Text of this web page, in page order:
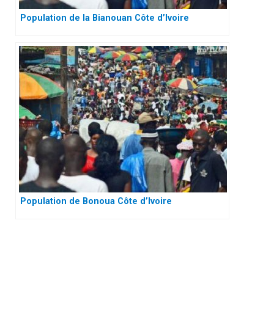
Population de la Bianouan Côte d’Ivoire
Population de Bonoua Côte d’Ivoire